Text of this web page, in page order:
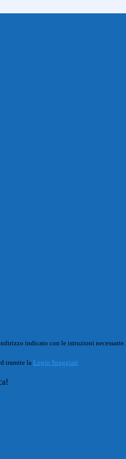
indicato con le istruzioni necessarie.
tramite la Login Spaggiari